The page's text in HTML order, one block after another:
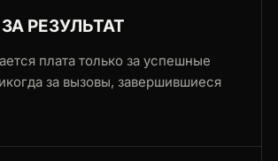
РЕЗУЛЬТАТ
плата только за успешные
за вызовы, завершившиеся